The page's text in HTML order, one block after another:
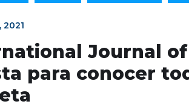
2021
Journal
para conocer